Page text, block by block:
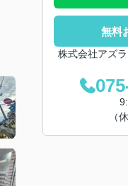
無料
株式会社アズ
（